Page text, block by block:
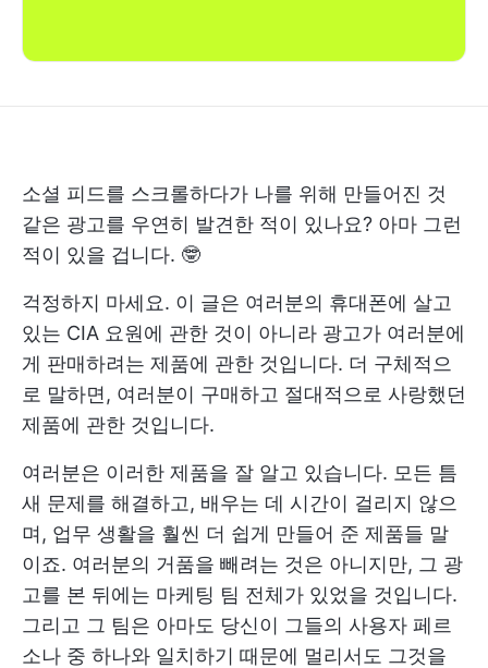
소셜 피드를 스크롤하다가 나를 위해 만들어진 것
같은 광고를 우연히 발견한 적이 있나요? 아마 그런
적이 있을 겁니다. 🤓
걱정하지 마세요. 이 글은 여러분의 휴대폰에 살고
있는 CIA 요원에 관한 것이 아니라 광고가 여러분에
게 판매하려는 제품에 관한 것입니다. 더 구체적으
로 말하면, 여러분이 구매하고 절대적으로 사랑했던
제품에 관한 것입니다.
여러분은 이러한 제품을 잘 알고 있습니다. 모든 틈
새 문제를 해결하고, 배우는 데 시간이 걸리지 않으
며, 업무 생활을 훨씬 더 쉽게 만들어 준 제품들 말
이죠. 여러분의 거품을 빼려는 것은 아니지만, 그 광
고를 본 뒤에는 마케팅 팀 전체가 있었을 것입니다.
그리고 그 팀은 아마도 당신이 그들의 사용자 페르
소나 중 하나와 일치하기 때문에 멀리서도 그것을